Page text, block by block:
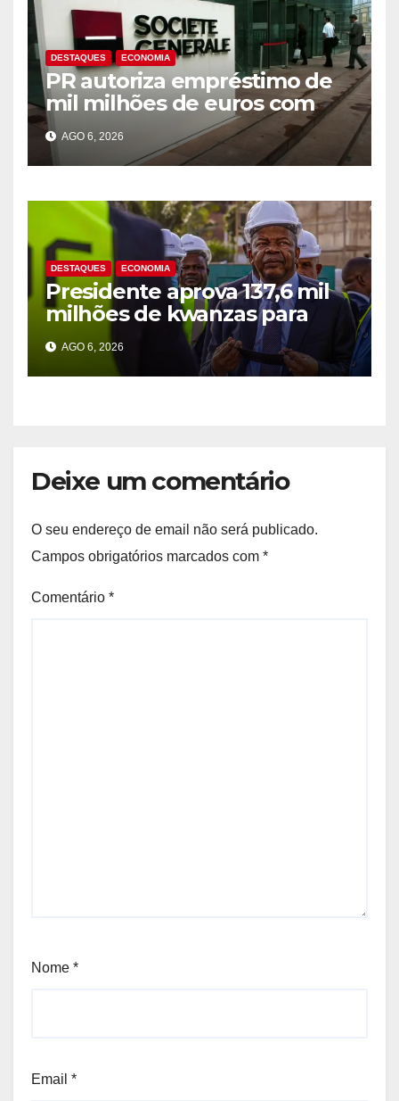
DESTAQUES ECONOMIA
PR autoriza empréstimo de
mil milhões de euros com
Société Générale para o PIP
AGO 6, 2026
DESTAQUES ECONOMIA
Presidente aprova 137,6 mil
milhões de kwanzas para
melhorar água em três
províncias
AGO 6, 2026
Deixe um comentário
O seu endereço de email não será publicado.
Campos obrigatórios marcados com *
Comentário *
Nome *
Email *